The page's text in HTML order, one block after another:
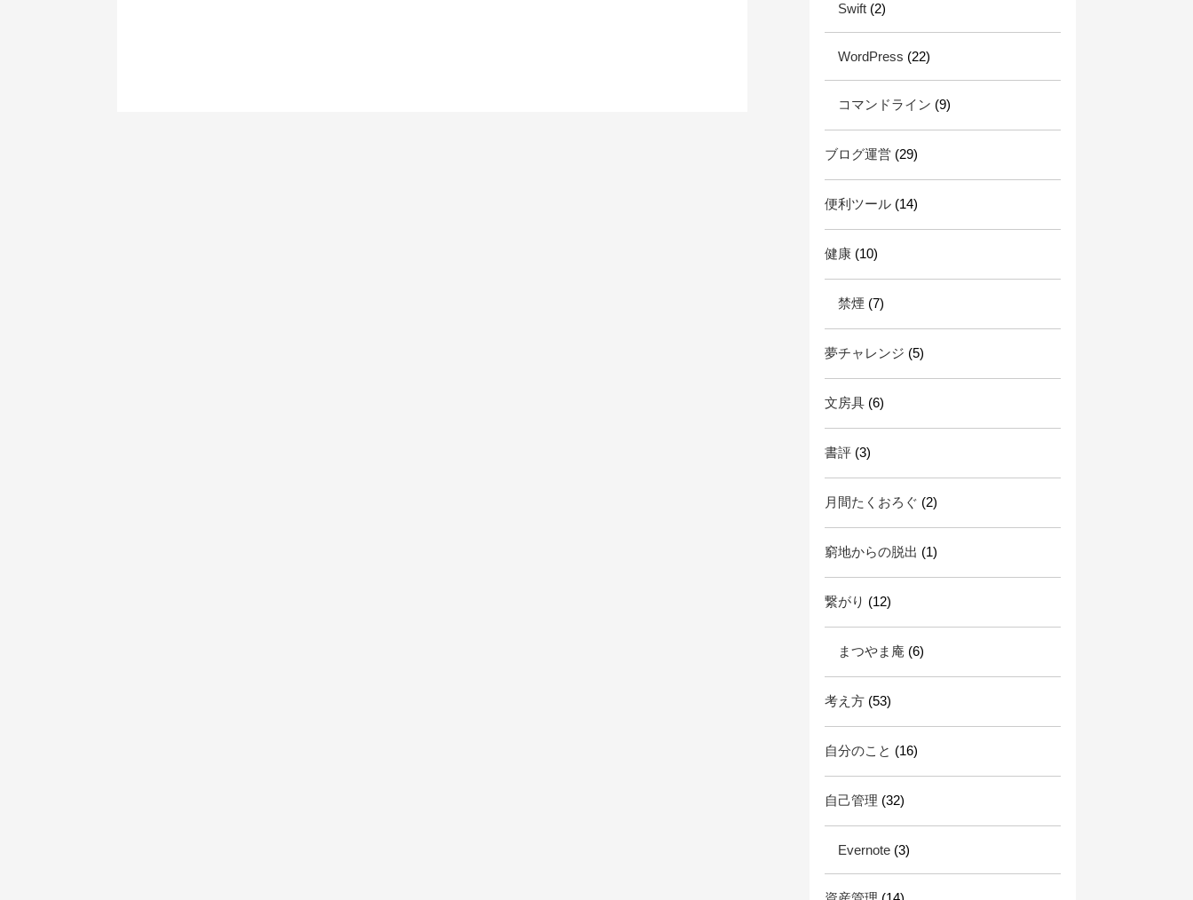
Swift (2)
WordPress (22)
コマンドライン (9)
ブログ運営 (29)
便利ツール (14)
健康 (10)
禁煙 (7)
夢チャレンジ (5)
文房具 (6)
書評 (3)
月間たくおろぐ (2)
窮地からの脱出 (1)
繋がり (12)
まつやま庵 (6)
考え方 (53)
自分のこと (16)
自己管理 (32)
Evernote (3)